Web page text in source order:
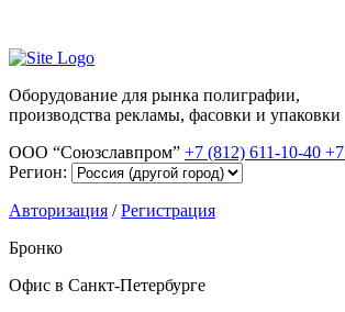
Оборудование для рынка полиграфии,
производства рекламы, фасовки и упаковки
ООО “Союзславпром” +7 (812) 611-10-40
Регион:
Авторизация /Регистрация
Бронко
Офис в Санкт-Петербурге